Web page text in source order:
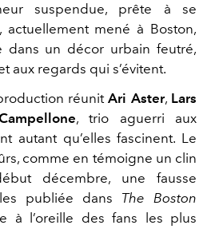
suspendue, prête à se
actuellement mené à Boston,
dans un décor urbain feutré,
aux regards qui s’évitent.
réunitAri Aster, Lars
, trio aguerri aux
autant qu’elles fascinent. Le
comme en témoigne un clin
décembre, une fausse
publiée dans The Boston
à l’oreille des fans les plus